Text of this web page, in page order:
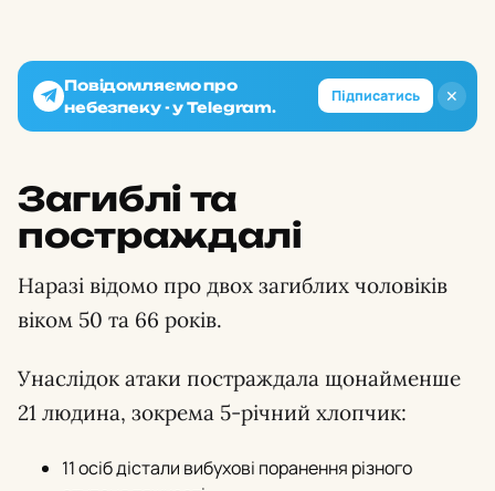
✕
Повідомляємо про
небезпеку - у Telegram.
Підписатись
Загиблі та
постраждалі
Наразі відомо про двох загиблих чоловіків
віком 50 та 66 років.
Унаслідок атаки постраждала щонайменше
21 людина, зокрема 5-річний хлопчик:
11 осіб дістали вибухові поранення різного